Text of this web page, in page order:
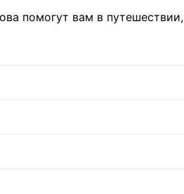
помогут вам в путешествии,